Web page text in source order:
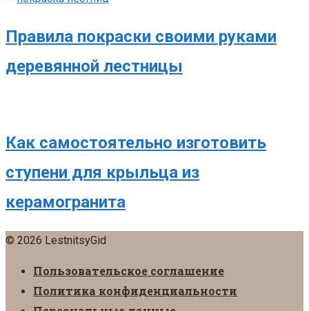
Правила покраски своими руками
деревянной лестницы
Как самостоятельно изготовить
ступени для крыльца из
керамогранита
© 2026 LestnitsyGid
Пользовательское соглашение
Политика конфиденциальности